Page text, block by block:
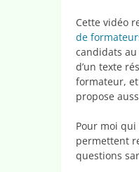
Cette vidéo
de
candidats au
d’un texte
formateur,
propose
Pour moi
permettent
questions